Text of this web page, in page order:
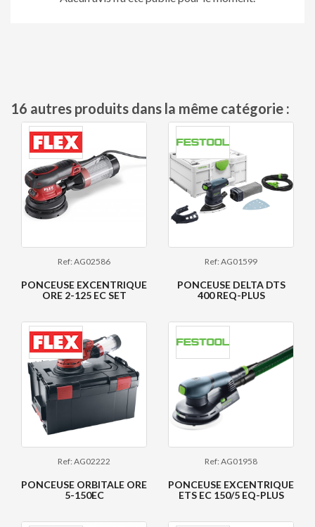
16 autres produits dans la même catégorie :
Ref: AG02586
PONCEUSE EXCENTRIQUE
ORE 2-125 EC SET
Ref: AG01599
PONCEUSE DELTA DTS
400 REQ-PLUS
Ref: AG02222
PONCEUSE ORBITALE ORE
5-150EC
Ref: AG01958
PONCEUSE EXCENTRIQUE
ETS EC 150/5 EQ-PLUS